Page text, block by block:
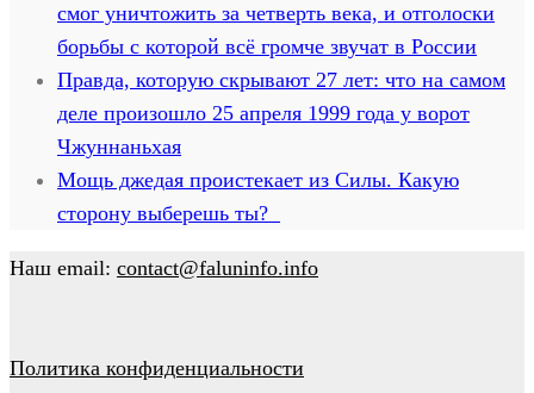
смог уничтожить за четверть века, и отголоски
борьбы с которой всё громче звучат в России
Правда, которую скрывают 27 лет: что на самом
деле произошло 25 апреля 1999 года у ворот
Чжуннаньхая
Мощь джедая проистекает из Силы. Какую
сторону выберешь ты?
Наш email: contact@faluninfo.info
Политика конфиденциальности